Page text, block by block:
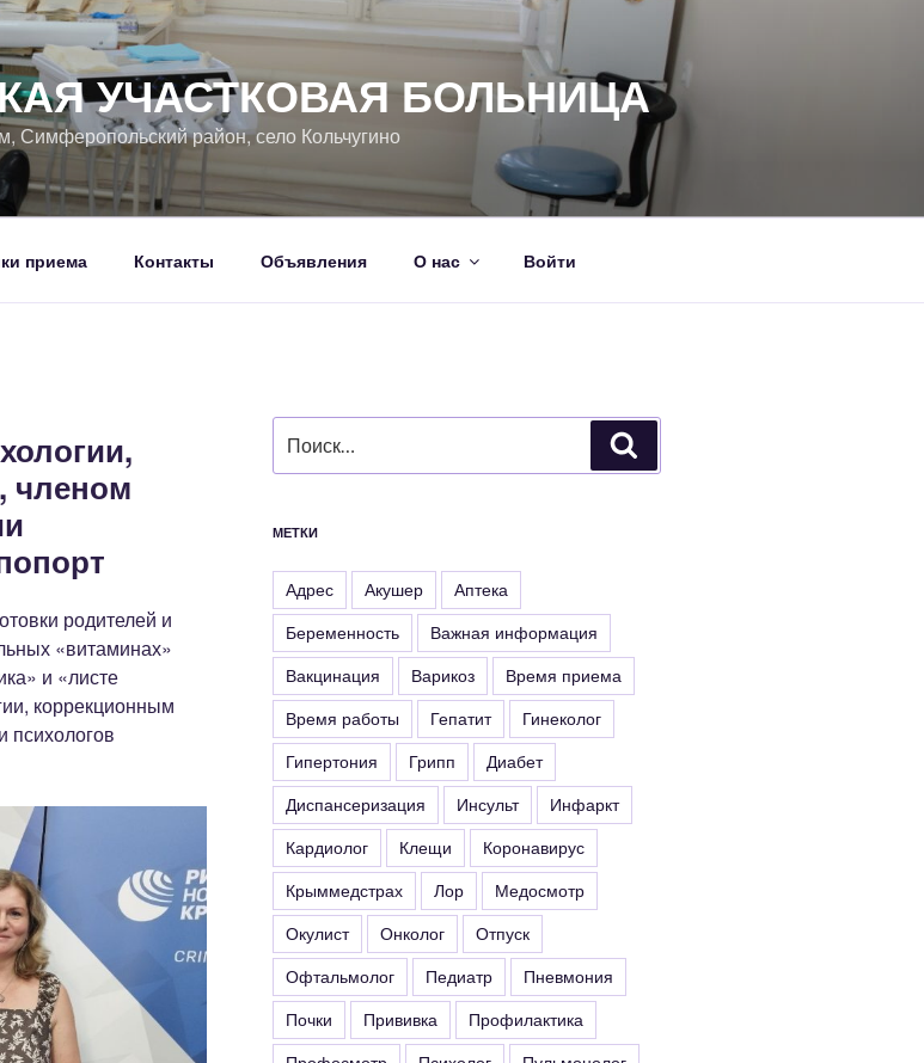
УЧАСТКОВАЯ БОЛЬНИЦА
Симферопольский район, село Кольчугино
приема Контакты Объявления О нас Войти
членом
родителей и
«витаминах»
и «листе
коррекционным
психологов
МЕТКИ
Адрес Акушер
Аптека
Беременность
Важная информация
Вакцинация
Варикоз
Время приема
Время работы
Гепатит
Гинеколог
Гипертония
Грипп
Диабет
Диспансеризация
Инсульт
Инфаркт
Кардиолог
Клещи
Коронавирус
Крыммедстрах
Лор
Медосмотр
Окулист
Онколог
Отпуск
Офтальмолог
Педиатр
Пневмония
Почки
Прививка
Профилактика